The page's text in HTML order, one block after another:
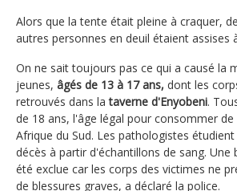
Alors que la tente était pleine à craquer,
autres personnes en deuil étaient assises
On ne sait toujours pas ce qui a causé la
jeunes, âgés de 13 à 17 ans, dont les
retrouvés dans lataverne d'Enyobeni.
de 18 ans, l'âge légal pour consommer de
Afrique du Sud. Les pathologistes étudient
décès à partir d'échantillons de sang. Une
été exclue car les corps des victimes ne
de blessures graves, a déclaré la police.